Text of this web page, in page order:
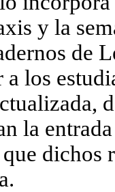
y la
de
los
la
dichos